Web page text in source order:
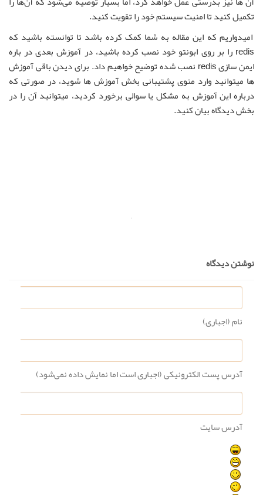
تکمیل کنید تا امنیت سیستم خود را تقویت کنید.
امیدواریم که این مقاله به شما کمک کرده باشد تا توانسته باشید که
redis را بر روی ابونتو خود نصب کرده باشید، در آموزش بعدی در باره
ایمن سازی redis نصب شده توضیح خواهیم داد. برای دیدن باقی آموزش
ها میتوانید وارد منوی پشتیبانی بخش آموزش ها شوید، در صورتی که
درباره این آموزش به مشکل یا سوالی برخورد کردید، میتوانید آن را در
بخش دیدگاه بیان کنید.
نوشتن دیدگاه
نام (اجباری)
آدرس پست الکترونیکی (اجباری است اما نمایش داده نمی‌شود)
آدرس سایت